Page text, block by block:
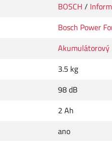
BOSCH /
Bosch Power
Akumulátorový
3.5 kg
98 dB
2 Ah
ano